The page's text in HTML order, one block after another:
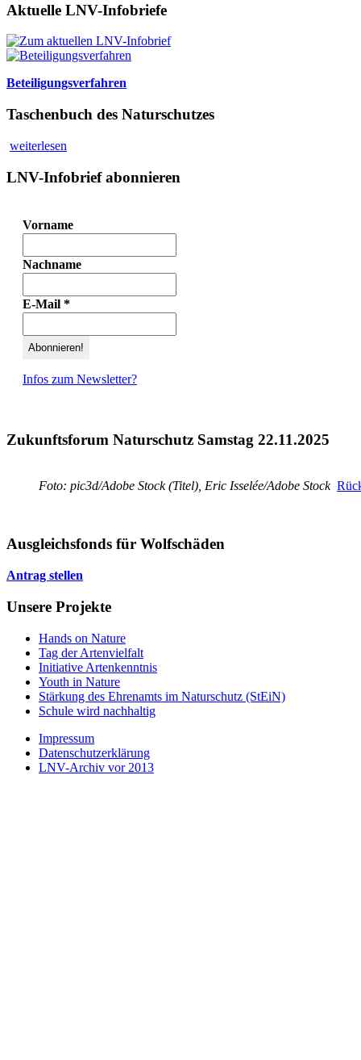
Aktuelle LNV-Infobriefe
Beteiligungsverfahren
Taschenbuch des Naturschutzes
weiterlesen
LNV-Infobrief abonnieren
Vorname
Nachname
E-Mail *
Infos zum Newsletter?
Zukunftsforum Naturschutz Samstag 22.11.2025
Foto: pic3d/Adobe Stock (Titel), Eric Isselée/Adobe Stock
Ausgleichsfonds für Wolfschäden
Antrag stellen
Unsere Projekte
Hands on Nature
Tag der Artenvielfalt
Initiative Artenkenntnis
Youth in Nature
Stärkung des Ehrenamts im Naturschutz (StEiN)
Schule wird nachhaltig
Impressum
Datenschutzerklärung
LNV-Archiv vor 2013